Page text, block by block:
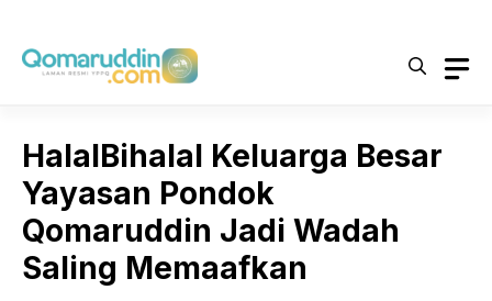
content
HalalBihalal Keluarga Besar
Yayasan Pondok
Qomaruddin Jadi Wadah
Saling Memaafkan